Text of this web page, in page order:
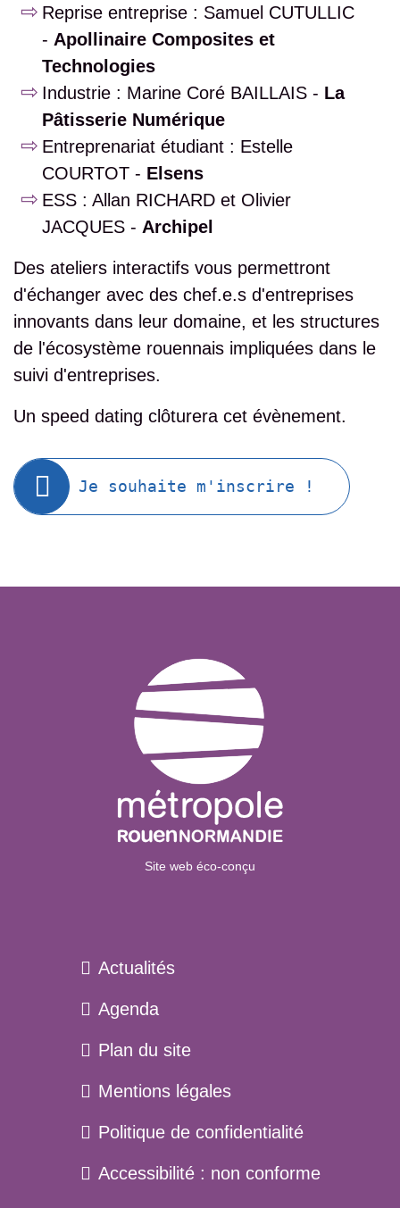
Reprise entreprise : Samuel CUTULLIC
- Apollinaire Composites et
Technologies
Industrie : Marine Coré BAILLAIS - La
Pâtisserie Numérique
Entreprenariat étudiant : Estelle
COURTOT - Elsens
ESS : Allan RICHARD et Olivier
JACQUES - Archipel
Des ateliers interactifs vous permettront
d'échanger avec des chef.e.s d'entreprises
innovants dans leur domaine, et les structures
de l'écosystème rouennais impliquées dans le
suivi d'entreprises.
Un speed dating clôturera cet évènement.
Je souhaite m'inscrire !
Site web éco-conçu
Actualités
Agenda
Plan du site
Mentions légales
Politique de confidentialité
Accessibilité : non conforme